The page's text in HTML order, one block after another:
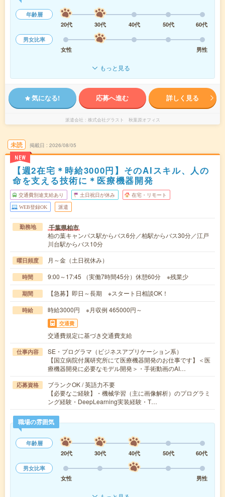
年齢層
20代
30代 40代 50代
60代
男女比率
女性
男性
もっと見る
気になる! 応募へ進む 詳しく見る
派遣会社 株式会社グラスト 秋葉原オフィス
未読
NEW
掲載日 2026/08/05
【週2在宅＊時給3000円】そのAIスキル、人の
命を支える技術に＊医療機器開発
交通費別途支給あり 土日祝日が休み 在宅・リモート
WEB登録OK 派遣
勤務地 千葉県柏市
柏の葉キャンパス駅からバス6分／柏駅からバス30分／江戸
川台駅からバス10分
曜日頻度 月～金（土日祝休み）
時間 9:00～17:45 （実働7時間45分）休憩60分 ※残業少
期間 【急募】即日～長期 ※スタート日相談OK！
時給 時給3000円 ※月収例 465000円～
交通費
交通費規定に基づき交通費支給
仕事内容
SE・プログラマ（ビジネスアプリケーション系）
【国立病院付属研究所にて医療機器開発のお仕事です】＜医
療機器開発に必要なモデル開発＞・手術動画のAI…
応募資格
ブランクOK / 英語力不要
【必要なご経験】・機械学習（主に画像解析）のプログラミ
ング経験・DeepLearning実装経験・T…
職場の雰囲気
年齢層
20代
30代 40代 50代
60代
男女比率
女性
男性